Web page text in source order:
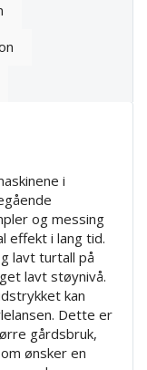
i
og messing
effekt i lang tid.
lavt turtall på
lavt støynivå.
kan
Dette er
gårdsbruk,
ønsker en